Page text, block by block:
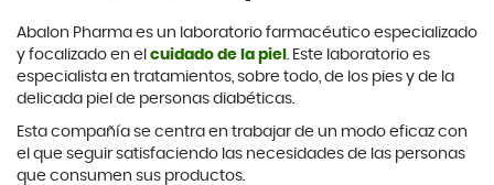
Abalon Pharma es un laboratorio farmacéutico especializado
y focalizado en el cuidado de la piel . Este laboratorio es
especialista en tratamientos, sobre todo, de los pies y de la
delicada piel de personas diabéticas.
Esta compañía se centra en trabajar de un modo eficaz con
el que seguir satisfaciendo las necesidades de las personas
que consumen sus productos.